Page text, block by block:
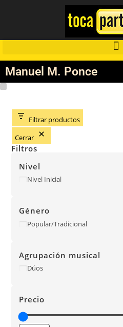
Manuel M. Ponce
Filtrar productos
Cerrar
Filtros
Nivel
Nivel Inicial
Género
Popular/Tradicional
Agrupación musical
Dúos
Precio